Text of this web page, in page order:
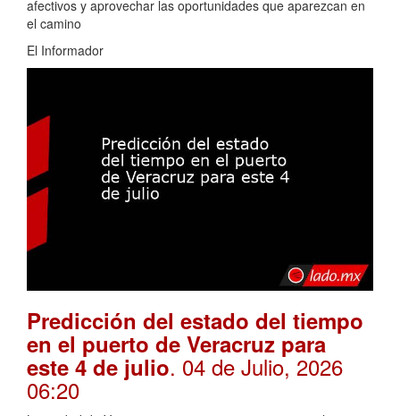
afectivos y aprovechar las oportunidades que aparezcan en
el camino
El Informador
Predicción del estado del tiempo
en el puerto de Veracruz para
este 4 de julio. 04 de Julio, 2026
06:20